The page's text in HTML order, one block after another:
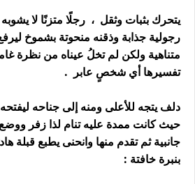
يتحرك بثبات وثقل ، رجلًا متزنًا لا
رجولية جذابة وذقنه منحوتة بشموخ
متناهية ولكن لم تخلُ عيناه من نظرة
تفسيرها أي شخصٍ عابر .
دلف يتجه للأعلى ومنه إلى جناحه
حيث كانت ممدة عليه تنام لذا زفر
جانبية ثم تقدم منها وانحنى يطبع قبلة
بنبرة خافتة :